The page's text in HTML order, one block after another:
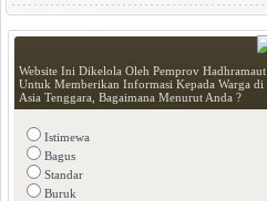
Website Ini Dikelola Oleh Pemprov Hadhramaut
Untuk Memberikan Informasi Kepada Warga di
Asia Tenggara, Bagaimana Menurut Anda ?
Istimewa
Bagus
Standar
Buruk